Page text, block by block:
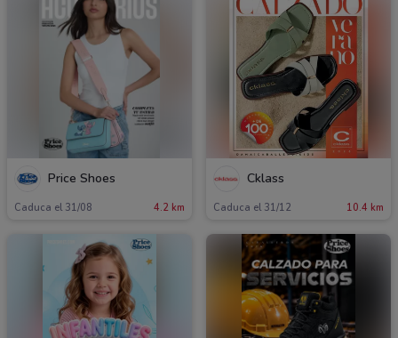
Price Shoes
Caduca el 31/08 4.2 km
Cklass
Caduca el 31/12 10.4 km